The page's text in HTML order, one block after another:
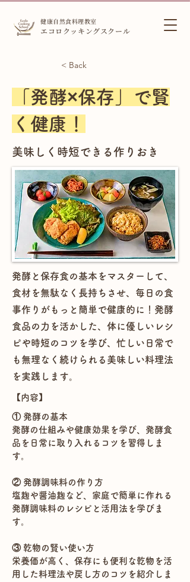
健康自然食料理教室
エコロクッキングスクール
< Back
「発酵×保存」で賢
く健康！
美味しく時短できる作りおき
発酵と保存食の基本をマスターして、
食材を無駄なく長持ちさせ、毎日の食
事作りがもっと簡単で健康的に！発酵
食品の力を活かした、体に優しいレシ
ピや時短のコツを学び、忙しい日常で
も無理なく続けられる美味しい料理法
を実践します。
​【内容】
① 発酵の基本
発酵の仕組みや健康効果を学び、発酵食
品を日常に取り入れるコツを習得しま
す。
② 発酵調味料の作り方
塩麹や醤油麹など、家庭で簡単に作れる
発酵調味料のレシピと活用法を学びま
す。
③ 乾物の賢い使い方
栄養価が高く、保存にも便利な乾物を活
用した料理法や戻し方のコツを紹介しま